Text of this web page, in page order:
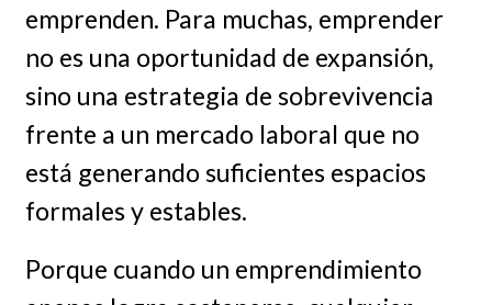
emprenden. Para muchas, emprender
no es una oportunidad de expansión,
sino una estrategia de sobrevivencia
frente a un mercado laboral que no
está generando suficientes espacios
formales y estables.
Porque cuando un emprendimiento